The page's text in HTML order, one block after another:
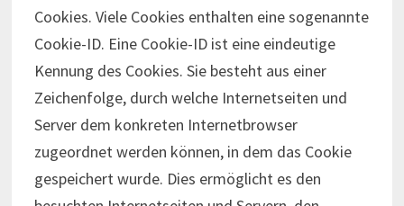
Cookies. Viele Cookies enthalten eine sogenannte
Cookie-ID. Eine Cookie-ID ist eine eindeutige
Kennung des Cookies. Sie besteht aus einer
Zeichenfolge, durch welche Internetseiten und
Server dem konkreten Internetbrowser
zugeordnet werden können, in dem das Cookie
gespeichert wurde. Dies ermöglicht es den